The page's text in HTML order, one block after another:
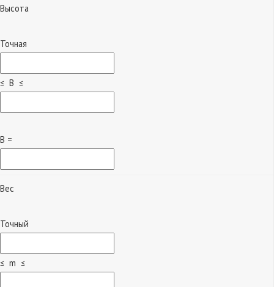
Высота
Точная
≤ B ≤
B =
Вес
Точный
≤ m ≤